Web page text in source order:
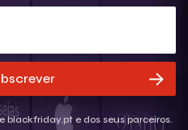
blackfriday.pt e dos seus parceiros.